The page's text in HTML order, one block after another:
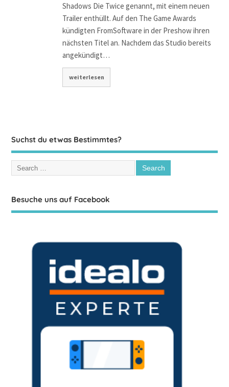
Shadows Die Twice genannt, mit einem neuen
Trailer enthüllt. Auf den The Game Awards
kündigten FromSoftware in der Preshow ihren
nächsten Titel an. Nachdem das Studio bereits
angekündigt…
weiterlesen
Suchst du etwas Bestimmtes?
Besuche uns auf Facebook